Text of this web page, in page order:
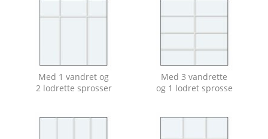
Med 1 vandret og
2 lodrette sprosser
Med 3 vandrette
og 1 lodret sprosse